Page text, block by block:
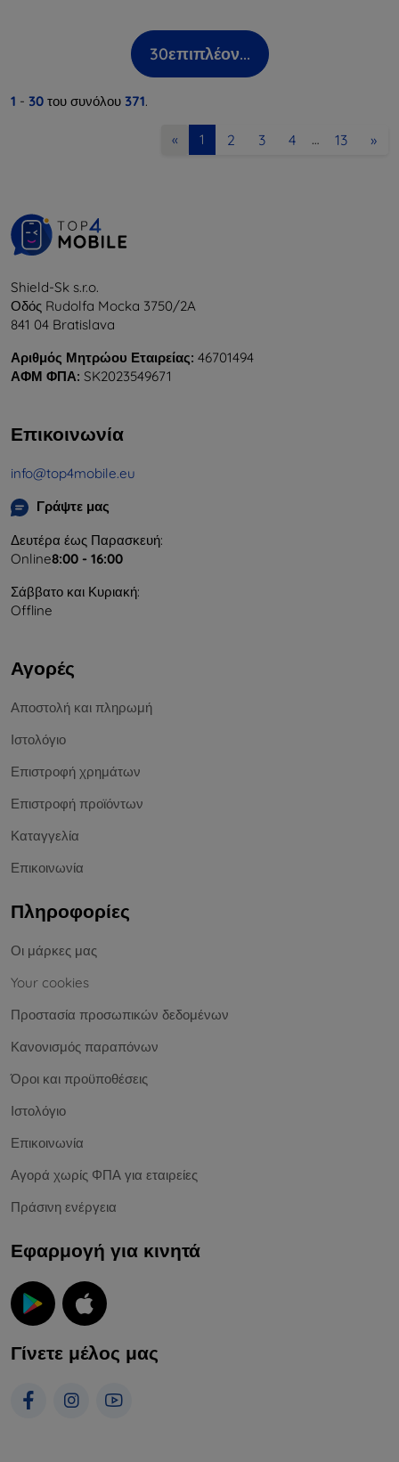
30επιπλέον...
1 - 30 του συνόλου 371.
« 1 2 3 4 … 13 »
Shield-Sk s.r.o.
Οδός Rudolfa Mocka 3750/2A
841 04 Bratislava
Αριθμός Μητρώου Εταιρείας: 46701494
ΑΦΜ ΦΠΑ: SK2023549671
Επικοινωνία
info@top4mobile.eu
Γράψτε μας
Δευτέρα έως Παρασκευή:
Online8:00 - 16:00
Σάββατο και Κυριακή:
Offline
Αγορές
Αποστολή και πληρωμή
Ιστολόγιο
Επιστροφή χρημάτων
Επιστροφή προϊόντων
Καταγγελία
Επικοινωνία
Πληροφορίες
Οι μάρκες μας
Your cookies
Προστασία προσωπικών δεδομένων
Κανονισμός παραπόνων
Όροι και προϋποθέσεις
Ιστολόγιο
Επικοινωνία
Αγορά χωρίς ΦΠΑ για εταιρείες
Πράσινη ενέργεια
Εφαρμογή για κινητά
Γίνετε μέλος μας